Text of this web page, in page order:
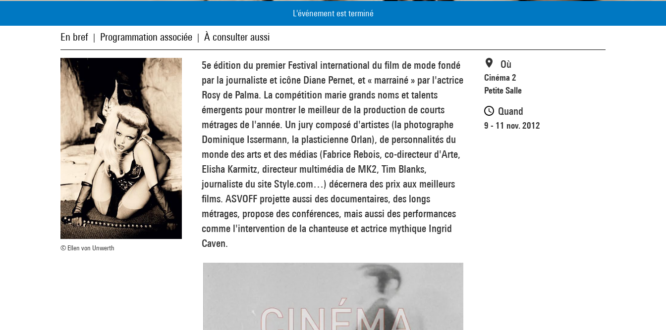
L'événement est terminé
En bref Programmation associée À consulter aussi
© Ellen von Unwerth
5e édition du premier Festival international du film de mode fondé
par la journaliste et icône Diane Pernet, et « marrainé » par l'actrice
Rosy de Palma. La compétition marie grands noms et talents
émergents pour montrer le meilleur de la production de courts
métrages de l'année. Un jury composé d'artistes (la photographe
Dominique Issermann, la plasticienne Orlan), de personnalités du
monde des arts et des médias (Fabrice Rebois, co-directeur d'Arte,
Elisha Karmitz, directeur multimédia de MK2, Tim Blanks,
journaliste du site Style.com…) décernera des prix aux meilleurs
films. ASVOFF projette aussi des documentaires, des longs
métrages, propose des conférences, mais aussi des performances
comme l'intervention de la chanteuse et actrice mythique Ingrid
Caven.
Où
Cinéma 2
Petite Salle
Quand
9 - 11 nov. 2012